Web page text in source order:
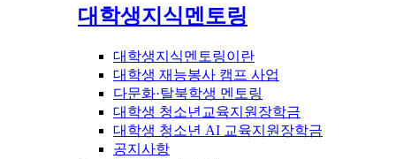
대학생지식멘토링
대학생지식멘토링이란
대학생 재능봉사 캠프 사업
다문화·탈북학생 멘토링
대학생 청소년교육지원장학금
대학생 청소년 AI 교육지원장학금
공지사항